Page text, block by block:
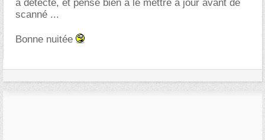
a détecté, et pense bien a le mettre a jour avant de
scanné ...
Bonne nuitée